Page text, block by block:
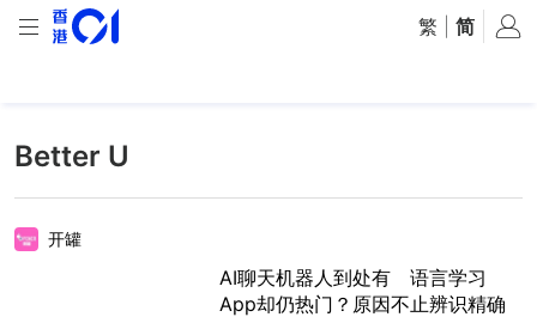
繁 简
Better U
开罐
AI聊天机器人到处有 语言学习
App却仍热门？原因不止辨识精确